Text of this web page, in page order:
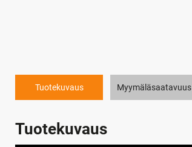
Tuotekuvaus Myymäläsaatavuus
Tuotekuvaus